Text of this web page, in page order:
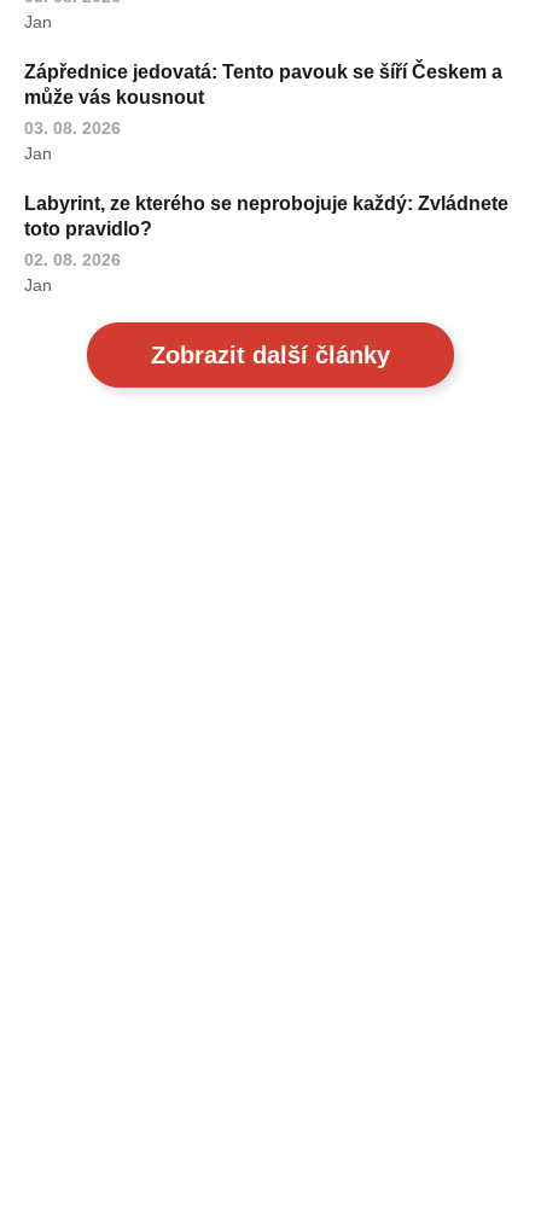
Jan
Zápřednice jedovatá: Tento pavouk se šíří Českem a
může vás kousnout
03. 08. 2026
Jan
Labyrint, ze kterého se neprobojuje každý: Zvládnete
toto pravidlo?
02. 08. 2026
Jan
Zobrazit další články